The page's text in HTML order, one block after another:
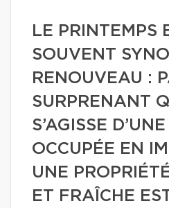
LE PRINTEMPS
SOUVENT
RENOUVEAU :
SURPRENANT
S’AGISSE
OCCUPÉE EN
UNE
ET FRAÎCHE